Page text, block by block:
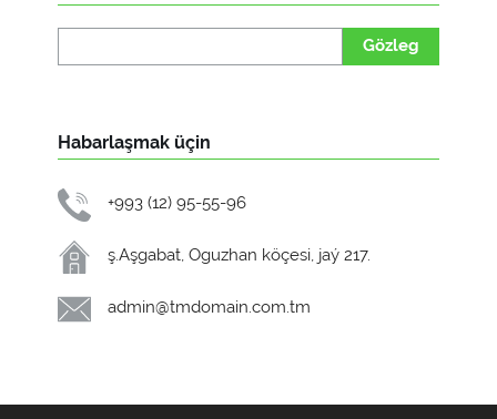
Gözleg
Habarlaşmak üçin
+993 (12) 95-55-96
ş.Aşgabat, Oguzhan köçesi, jaý 217.
admin@tmdomain.com.tm